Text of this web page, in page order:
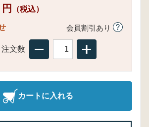
（税込）
会員割引あり
注文数
カートに入れる